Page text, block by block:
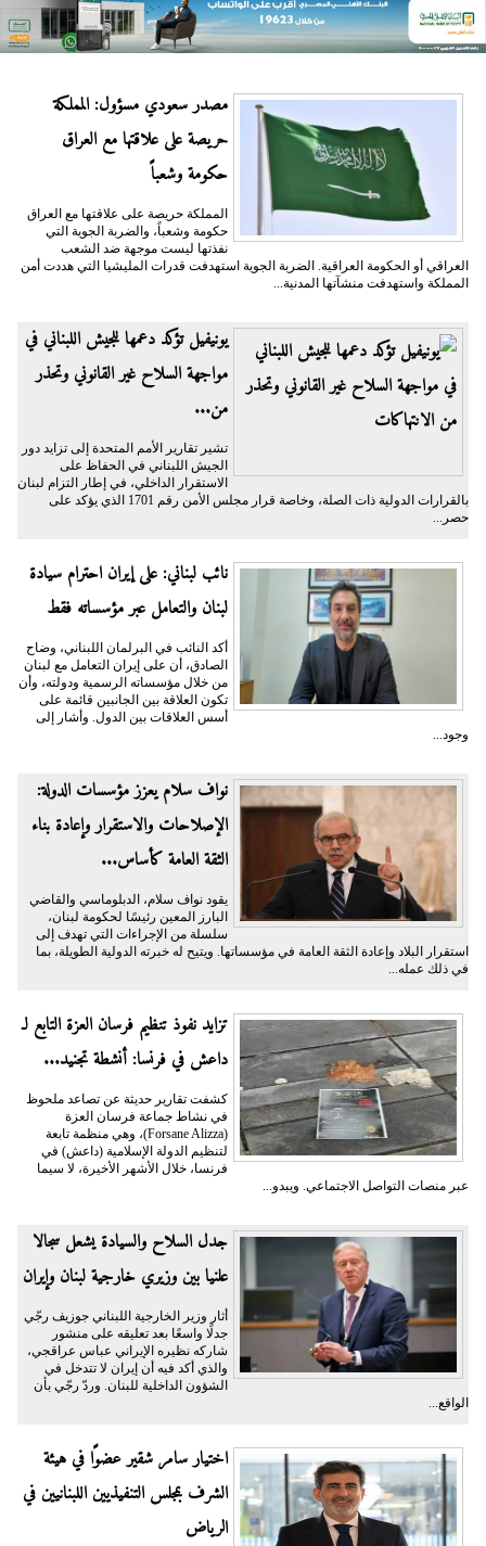
مصدر سعودي مسؤول: المملكة
حريصة على علاقتها مع العراق
حكومة وشعباً
المملكة حريصة على علاقتها مع العراق
حكومة وشعباً، والضربة الجوية التي
نفذتها ليست موجهة ضد الشعب
العراقي أو الحكومة العراقية. الضربة الجوية استهدفت قدرات المليشيا التي هددت أمن
المملكة واستهدفت منشآتها المدنية...
يونيفيل تؤكد دعمها للجيش اللبناني في
مواجهة السلاح غير القانوني وتحذر
من...
تشير تقارير الأمم المتحدة إلى تزايد دور
الجيش اللبناني في الحفاظ على
الاستقرار الداخلي، في إطار التزام لبنان
بالقرارات الدولية ذات الصلة، وخاصة قرار مجلس الأمن رقم 1701 الذي يؤكد على
حصر...
نائب لبناني: على إيران احترام سيادة
لبنان والتعامل عبر مؤسساته فقط
أكد النائب في البرلمان اللبناني، وضاح
الصادق، أن على إيران التعامل مع لبنان
من خلال مؤسساته الرسمية ودولته، وأن
تكون العلاقة بين الجانبين قائمة على
أسس العلاقات بين الدول. وأشار إلى
وجود...
نواف سلام يعزز مؤسسات الدولة:
الإصلاحات والاستقرار وإعادة بناء
الثقة العامة كأساس...
يقود نواف سلام، الدبلوماسي والقاضي
البارز المعين رئيسًا لحكومة لبنان،
سلسلة من الإجراءات التي تهدف إلى
استقرار البلاد وإعادة الثقة العامة في مؤسساتها. ويتيح له خبرته الدولية الطويلة، بما
في ذلك عمله...
تزايد نفوذ تنظيم فرسان العزة التابع لـ
داعش في فرنسا: أنشطة تجنيد...
كشفت تقارير حديثة عن تصاعد ملحوظ
في نشاط جماعة فرسان العزة
(Forsane Alizza)، وهي منظمة تابعة
لتنظيم الدولة الإسلامية (داعش) في
فرنسا، خلال الأشهر الأخيرة، لا سيما
عبر منصات التواصل الاجتماعي. ويبدو...
جدل السلاح والسيادة يشعل سجالا
علنيا بين وزيري خارجية لبنان وإيران
أثار وزير الخارجية اللبناني جوزيف رجّي
جدلًا واسعًا بعد تعليقه على منشور
شاركه نظيره الإيراني عباس عراقجي،
والذي أكد فيه أن إيران لا تتدخل في
الشؤون الداخلية للبنان. وردّ رجّي بأن
الواقع...
اختيار سامر شقير عضوًا في هيئة
الشرف بمجلس التنفيذيين اللبنانيين في
الرياض